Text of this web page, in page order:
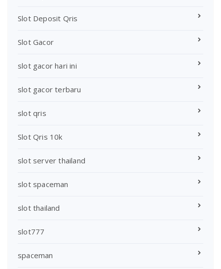
Slot Deposit Qris
Slot Gacor
slot gacor hari ini
slot gacor terbaru
slot qris
Slot Qris 10k
slot server thailand
slot spaceman
slot thailand
slot777
spaceman